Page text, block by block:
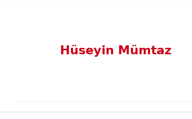
Hüseyin Mümtaz